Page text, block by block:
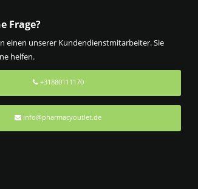
Frage?
einen unserer Kundendienstmitarbeiter. Sie
helfen.
+31880111170
info@pharmacyoutlet.de